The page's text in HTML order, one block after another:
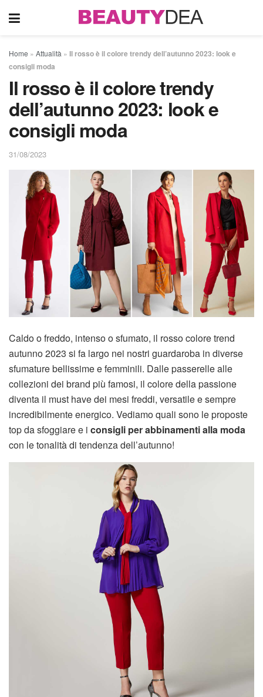
Home » Attualità » Il rosso è il colore trendy dell’autunno 2023: look e
consigli moda
Il rosso è il colore trendy
dell’autunno 2023: look e
consigli moda
31/08/2023
Caldo o freddo, intenso o sfumato, il rosso colore trend
autunno 2023 si fa largo nei nostri guardaroba in diverse
sfumature bellissime e femminili. Dalle passerelle alle
collezioni dei brand più famosi, il colore della passione
diventa il must have dei mesi freddi, versatile e sempre
incredibilmente energico. Vediamo quali sono le proposte
top da sfoggiare e i consigli per abbinamenti alla moda
con le tonalità di tendenza dell’autunno!